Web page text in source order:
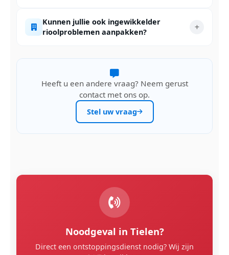
Kunnen jullie ook ingewikkelder
rioolproblemen aanpakken?
Heeft u een andere vraag? Neem gerust
contact met ons op.
Stel uw vraag
Noodgeval in Tielen?
Direct een ontstoppingsdienst nodig? Wij zijn